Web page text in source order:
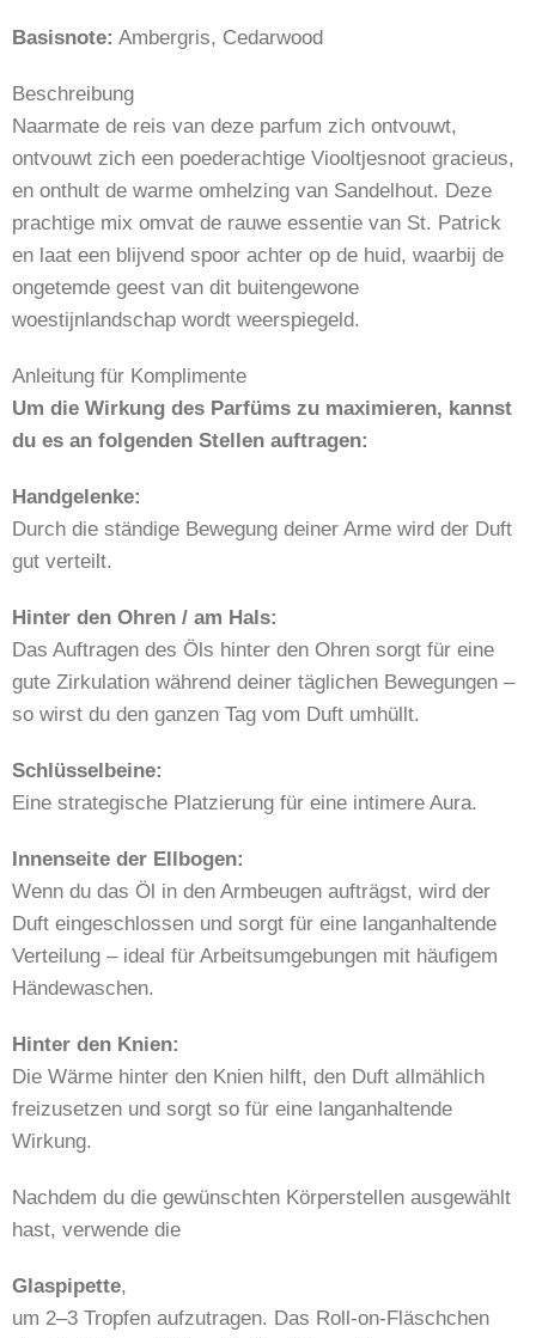
Basisnote: Ambergris, Cedarwood
Beschreibung
Naarmate de reis van deze parfum zich ontvouwt,
ontvouwt zich een poederachtige Viooltjesnoot gracieus,
en onthult de warme omhelzing van Sandelhout. Deze
prachtige mix omvat de rauwe essentie van St. Patrick
en laat een blijvend spoor achter op de huid, waarbij de
ongetemde geest van dit buitengewone
woestijnlandschap wordt weerspiegeld.
Anleitung für Komplimente
Um die Wirkung des Parfüms zu maximieren, kannst
du es an folgenden Stellen auftragen:
Handgelenke:
Durch die ständige Bewegung deiner Arme wird der Duft
gut verteilt.
Hinter den Ohren / am Hals:
Das Auftragen des Öls hinter den Ohren sorgt für eine
gute Zirkulation während deiner täglichen Bewegungen –
so wirst du den ganzen Tag vom Duft umhüllt.
Schlüsselbeine:
Eine strategische Platzierung für eine intimere Aura.
Innenseite der Ellbogen:
Wenn du das Öl in den Armbeugen aufträgst, wird der
Duft eingeschlossen und sorgt für eine langanhaltende
Verteilung – ideal für Arbeitsumgebungen mit häufigem
Händewaschen.
Hinter den Knien:
Die Wärme hinter den Knien hilft, den Duft allmählich
freizusetzen und sorgt so für eine langanhaltende
Wirkung.
Nachdem du die gewünschten Körperstellen ausgewählt
hast, verwende die
Glaspipette,
um 2–3 Tropfen aufzutragen. Das Roll-on-Fläschchen